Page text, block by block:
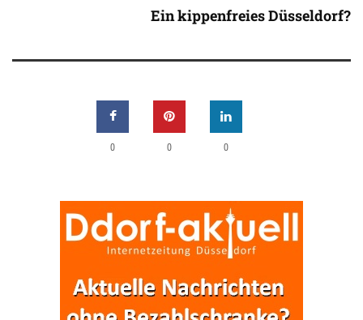
Ein kippenfreies Düsseldorf?
0 0 0